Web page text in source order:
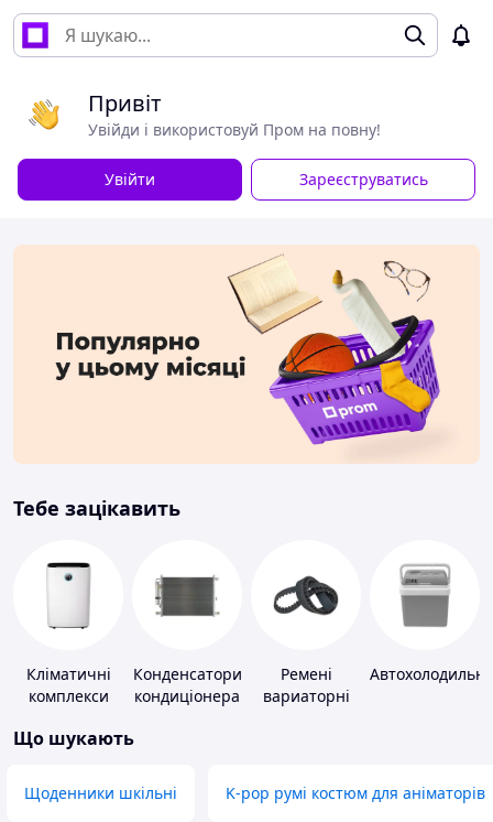
Привіт
Увійди і використовуй Пром на повну!
Увійти Зареєструватись
Тебе зацікавить
Кліматичні
комплекси
Конденсатори
кондиціонера
Ремені
вариаторні
Що шукають
Щоденники шкільні K-pop румі костюм для аніматорів